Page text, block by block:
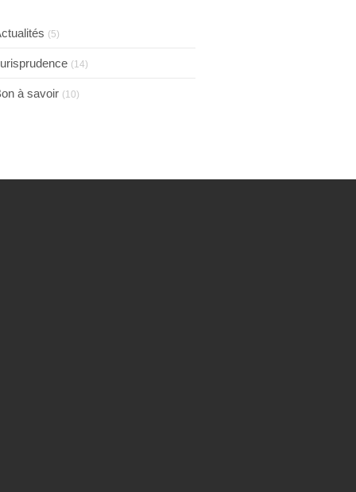
(5)
(14)
à savoir (10)